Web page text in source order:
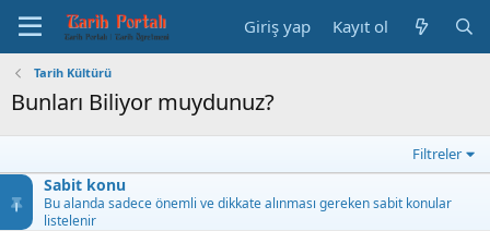
Giriş yap Kayıt ol
Tarih Kültürü
Bunları Biliyor muydunuz?
Filtreler
Sabit konu
Bu alanda sadece önemli ve dikkate alınması gereken sabit konular
listelenir